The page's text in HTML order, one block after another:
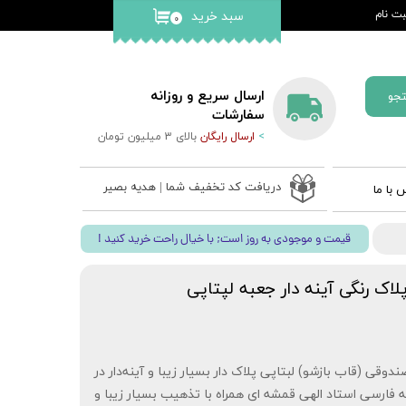
ارسال سریع و روزانه
سفارشات
> ارسال رایگانبالای 3 میلیون تومان
نام
واژه
۰ سبد خرید
نفیس
قلم بصیر
با ما دریافت کد تخفیف شما | هدیه بصیر
! قیمت و موجودی به روز است; با خیال راحت خرید کنید
رنگی آینه دار جعبه لپتاپی
(قاب بازشو) لبتاپی پلاک دار بسیار زیبا و آینه‌دار در
استاد الهی قمشه ای همراه با تذهیب بسیار زیبا و